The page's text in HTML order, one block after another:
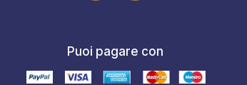
Puoi pagare con